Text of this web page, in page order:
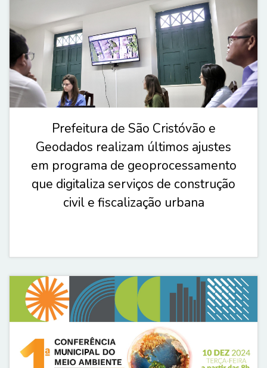
Prefeitura de São Cristóvão e
Geodados realizam últimos ajustes
em programa de geoprocessamento
que digitaliza serviços de construção
civil e fiscalização urbana